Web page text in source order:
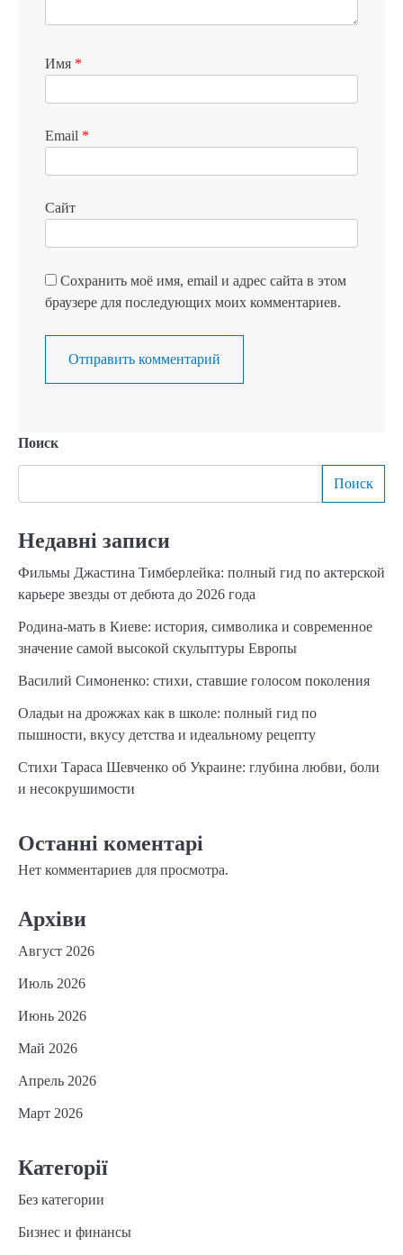
Имя *
Email *
Сайт
Сохранить моё имя, email и адрес сайта в этом
браузере для последующих моих комментариев.
Поиск
Поиск
Недавні записи
Фильмы Джастина Тимберлейка: полный гид по актерской
карьере звезды от дебюта до 2026 года
Родина-мать в Киеве: история, символика и современное
значение самой высокой скульптуры Европы
Василий Симоненко: стихи, ставшие голосом поколения
Оладьи на дрожжах как в школе: полный гид по
пышности, вкусу детства и идеальному рецепту
Стихи Тараса Шевченко об Украине: глубина любви, боли
и несокрушимости
Останні коментарі
Нет комментариев для просмотра.
Архіви
Август 2026
Июль 2026
Июнь 2026
Май 2026
Апрель 2026
Март 2026
Категорії
Без категории
Бизнес и финансы